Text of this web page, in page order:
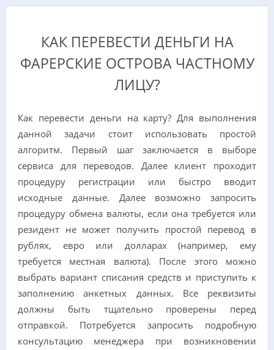
КАК ПЕРЕВЕСТИ ДЕНЬГИ НА
ФАРЕРСКИЕ ОСТРОВА ЧАСТНОМУ
ЛИЦУ?
Как перевести деньги на карту? Для выполнения
данной задачи стоит использовать простой
алгоритм. Первый шаг заключается в выборе
сервиса для переводов. Далее клиент проходит
процедуру регистрации или быстро вводит
исходные данные. Далее возможно запросить
процедуру обмена валюты, если она требуется или
резидент не может получить простой перевод в
рублях, евро или долларах (например, ему
требуется местная валюта). После этого можно
выбрать вариант списания средств и приступить к
заполнению анкетных данных. Все реквизиты
должны быть тщательно проверены перед
отправкой. Потребуется запросить подробную
консультацию менеджера при возникновении